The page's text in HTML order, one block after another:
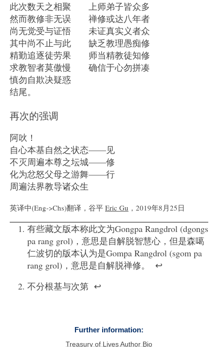
此次数天之相聚 上师弟子皆众多
然而教修非无误 禅修或达八年者
尚无觉受与证悟 未证真实义者众
其中尚不止与此 缺乏教理愚痴修
精勤追逐徒劳果 师当精教徒知修
求教智者莫傲慢 确信于心勿拼凑
慎勿自欺决疑惑
结尾。
再次的强调
阿吙！
自心本基自然之状态——见
不灭周遍本尊之坛城——修
化为忿怒父母之游舞——行
周遍法界教导诸众生
英译中(Eng->Chs)翻译，谷平 Eric Gu ，2019年8月25日
有些藏文版本称此文为Gongpa Rangdrol (dgongs
pa rang grol)，意思是自解脱智慧心，但是森噶
仁波切的版本认为是Gompa Rangdrol (sgom pa
rang grol)，意思是自解脱禅修。
↩
不分根基与次第 ↩
Further information:
Treasury of Lives Author Bio